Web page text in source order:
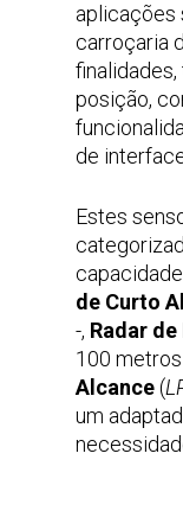
aplicações
carroçaria
posição,
de
Estes
de Curto
-, Radar
100
Alcance(
um